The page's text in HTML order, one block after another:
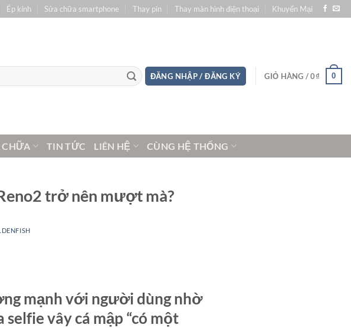
Ép kính Sửa chữa smartphone Thay pin Thay màn hình điện thoại Khuyến Mại
ĐĂNG NHẬP / ĐĂNG KÝ GIỎ HÀNG /0₫ 0
CHỮA TIN TỨC LIÊN HỆ CÙNG HỆ THỐNG
trở nên mượt mà?
mạnh với người dùng nhờ
vây cá mập “có một